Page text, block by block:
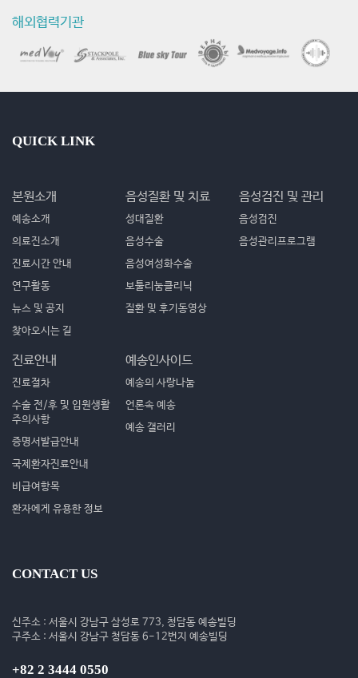
해외협력기관
QUICK LINK
본원소개
예송소개
의료진소개
진료시간 안내
연구활동
뉴스 및 공지
찾아오시는 길
음성질환 및 치료
성대질환
음성수술
음성여성화수술
보툴리눔클리닉
질환 및 후기동영상
음성검진 및 관리
음성검진
음성관리프로그램
진료안내
진료절차
수술 전/후 및 입원생활
주의사항
증명서발급안내
국제환자진료안내
비급여항목
환자에게 유용한 정보
예송인사이드
예송의 사랑나눔
언론속 예송
예송 갤러리
CONTACT US
신주소 : 서울시 강남구 삼성로 773, 청담동 예송빌딩
구주소 : 서울시 강남구 청담동 6-12번지 예송빌딩
+82 2 3444 0550